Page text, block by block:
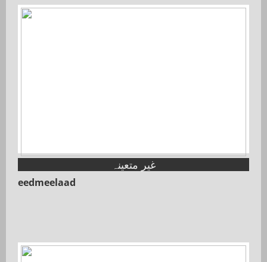
غیر متعینہ
eedmeelaad